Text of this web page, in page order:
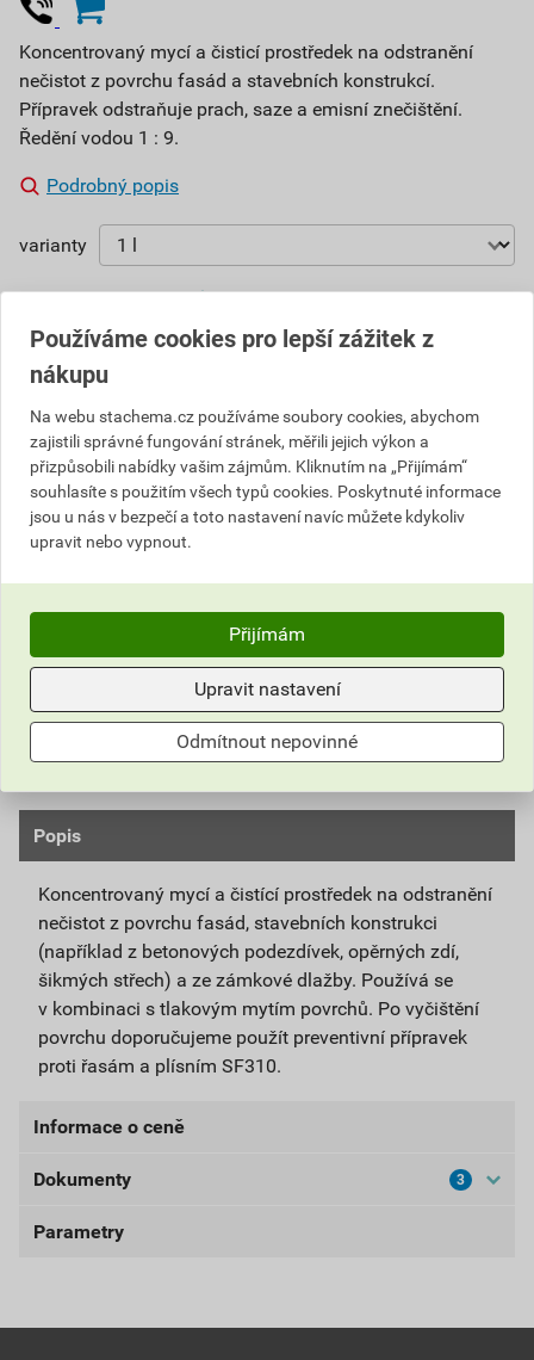
Koncentrovaný mycí a čisticí prostředek na odstranění
nečistot z povrchu fasád a stavebních konstrukcí.
Přípravek odstraňuje prach, saze a emisní znečištění.
Ředění vodou 1 : 9.
Podrobný popis
varianty
Vyberte si prodejnu
Skladem v (1) prodejnách
231,11 Kč
Cena s DPH
208,00 Kčza l
208,00 Kčza ks
Cena bez DPH
171,90 Kč za l
171,90 Kč za ks
1 ks / 1 l za
Číslo položky: 2152018940
Výrobky značky:
Stachema
Popis
Koncentrovaný mycí a čistící prostředek na odstranění
nečistot z povrchu fasád, stavebních konstrukci
(například z betonových podezdívek, opěrných zdí,
šikmých střech) a ze zámkové dlažby. Používá se
v kombinaci s tlakovým mytím povrchů. Po vyčištění
povrchu doporučujeme použít preventivní přípravek
proti řasám a plísním SF310.
Informace o ceně
Aktuální prodejní cena po slevě 10% z ceníkové ceny
171,90 Kč
poskytnutím slevy
Dokumenty 3
Bezpečnostní listy
Parametry
Používáme cookies pro lepší zážitek z
nákupu
Na webu stachema.cz používáme soubory cookies, abychom
zajistili správné fungování stránek, měřili jejich výkon a
přizpůsobili nabídky vašim zájmům. Kliknutím na „Přijímám“
souhlasíte s použitím všech typů cookies. Poskytnuté informace
jsou u nás v bezpečí a toto nastavení navíc můžete kdykoliv
upravit nebo vypnout.
Přijímám
Upravit nastavení
Odmítnout nepovinné